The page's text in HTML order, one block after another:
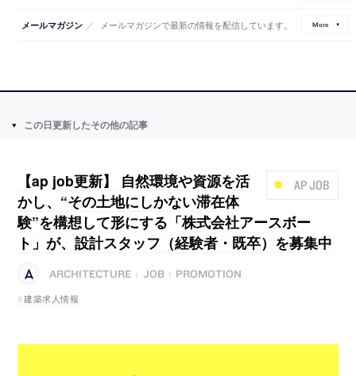
メールマガジン ／ メールマガジンで最新の情報を配信しています。 More
この日更新したその他の記事
AP JOB
【ap job更新】 自然環境や資源を活
かし、“その土地にしかない滞在体
験”を構想して形にする「株式会社アースボー
ト」が、設計スタッフ（経験者・既卒）を募集中
ARCHITECTURE JOB
PROMOTION
建築求人情報